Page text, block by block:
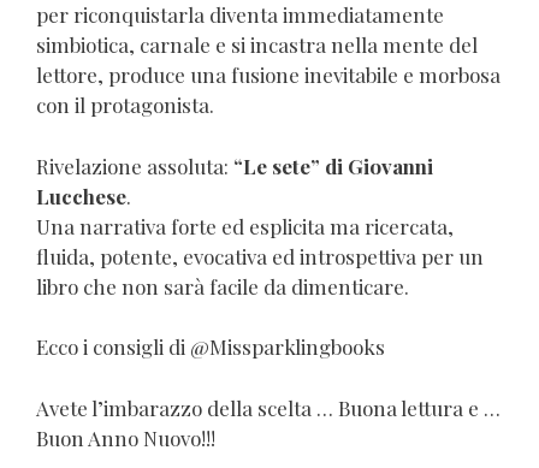
per riconquistarla diventa immediatamente
simbiotica, carnale e si incastra nella mente del
lettore, produce una fusione inevitabile e morbosa
con il protagonista.
Rivelazione assoluta: “Le sete” di Giovanni
Lucchese.
Una narrativa forte ed esplicita ma ricercata,
fluida, potente, evocativa ed introspettiva per un
libro che non sarà facile da dimenticare.
Ecco i consigli di @Missparklingbooks
Avete l’imbarazzo della scelta … Buona lettura e …
Buon Anno Nuovo!!!